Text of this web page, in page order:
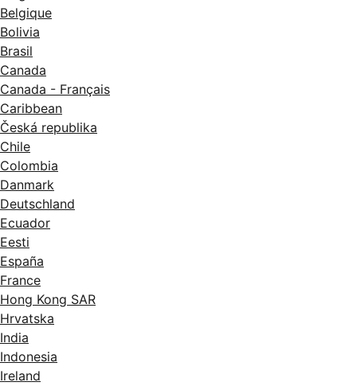
Belgique
Bolivia
Brasil
Canada
Canada - Français
Caribbean
Česká republika
Chile
Colombia
Danmark
Deutschland
Ecuador
Eesti
España
France
Hong Kong SAR
Hrvatska
India
Indonesia
Ireland